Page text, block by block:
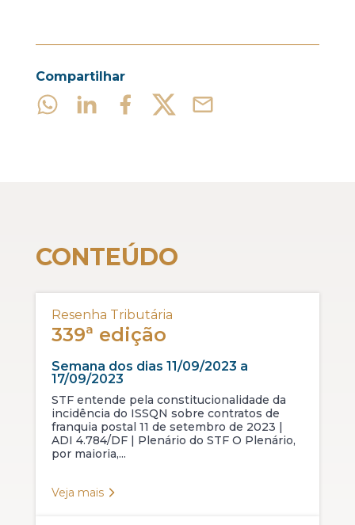
Compartilhar
CONTEÚDO
Resenha Tributária
339ª edição
Semana dos dias 11/09/2023 a
17/09/2023
STF entende pela constitucionalidade da
incidência do ISSQN sobre contratos de
franquia postal 11 de setembro de 2023 |
ADI 4.784/DF | Plenário do STF O Plenário,
por maioria,...
Veja mais